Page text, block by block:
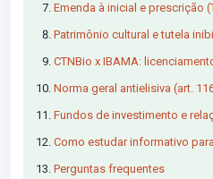
Emenda à inicial e prescrição
Patrimônio cultural e tutela
CTNBio x IBAMA:
Norma geral antielisiva (art.
Fundos de investimento e
Como estudar informativo
Perguntas frequentes